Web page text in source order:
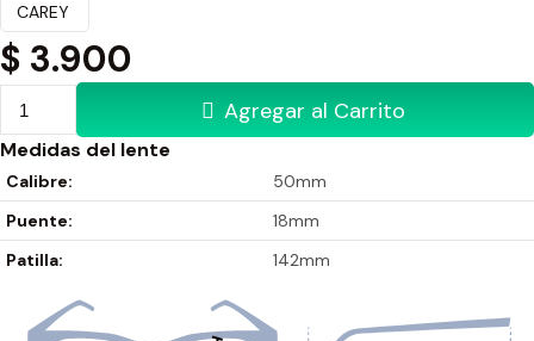
CAREY
$ 3.900
Agregar al Carrito
Medidas del lente
Calibre:
50mm
Puente:
18mm
Patilla:
142mm